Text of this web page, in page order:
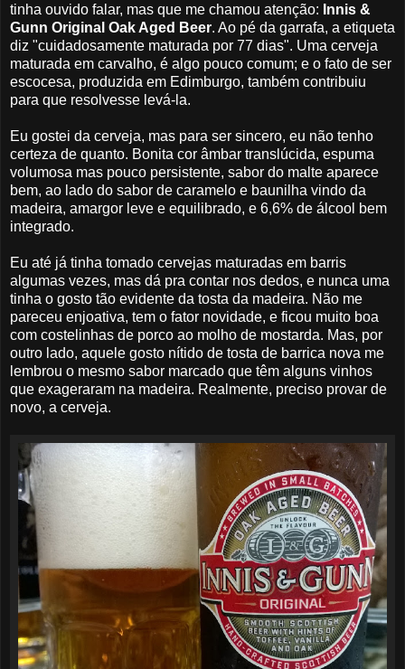
tinha ouvido falar, mas que me chamou atenção: Innis &
Gunn Original Oak Aged Beer. Ao pé da garrafa, a etiqueta
diz "cuidadosamente maturada por 77 dias". Uma cerveja
maturada em carvalho, é algo pouco comum; e o fato de ser
escocesa, produzida em Edimburgo, também contribuiu
para que resolvesse levá-la.
Eu gostei da cerveja, mas para ser sincero, eu não tenho
certeza de quanto. Bonita cor âmbar translúcida, espuma
volumosa mas pouco persistente, sabor do malte aparece
bem, ao lado do sabor de caramelo e baunilha vindo da
madeira, amargor leve e equilibrado, e 6,6% de álcool bem
integrado.
Eu até já tinha tomado cervejas maturadas em barris
algumas vezes, mas dá pra contar nos dedos, e nunca uma
tinha o gosto tão evidente da tosta da madeira. Não me
pareceu enjoativa, tem o fator novidade, e ficou muito boa
com costelinhas de porco ao molho de mostarda. Mas, por
outro lado, aquele gosto nítido de tosta de barrica nova me
lembrou o mesmo sabor marcado que têm alguns vinhos
que exageraram na madeira. Realmente, preciso provar de
novo, a cerveja.